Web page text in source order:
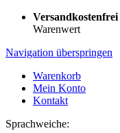
Versandkostenfrei
Warenwert
Navigation überspringen
Warenkorb
Mein Konto
Kontakt
Sprachweiche: